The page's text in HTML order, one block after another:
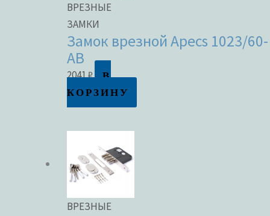
ВРЕЗНЫЕ
ЗАМКИ
Замок врезной Apecs 1023/60-
AB
2041₽
В
КОРЗИНУ
ВРЕЗНЫЕ